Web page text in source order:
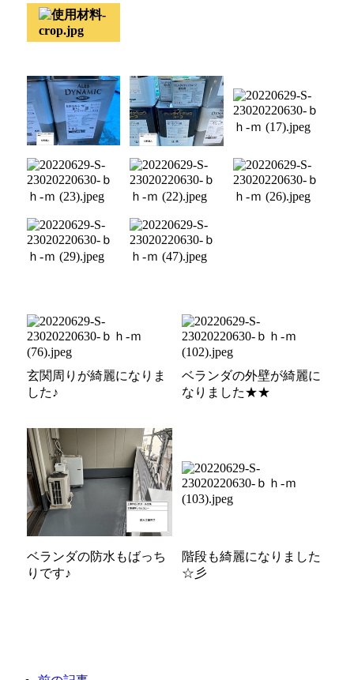
玄関周りが綺麗になりま
した♪
ベランダの外壁が綺麗に
なりました★★
ベランダの防水もばっち
りです♪
階段も綺麗になりました
☆彡